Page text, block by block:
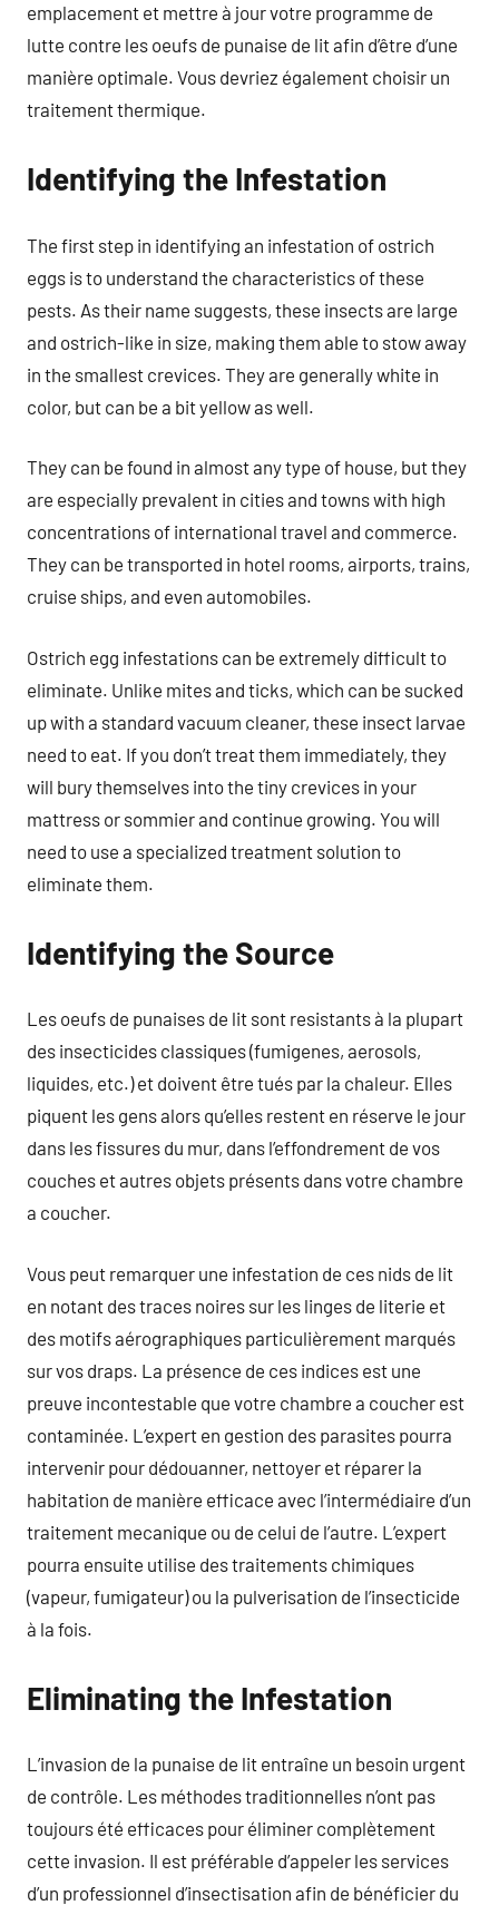
emplacement et mettre à jour votre programme de
lutte contre les oeufs de punaise de lit afin d’être d’une
manière optimale. Vous devriez également choisir un
traitement thermique.
Identifying the Infestation
The first step in identifying an infestation of ostrich
eggs is to understand the characteristics of these
pests. As their name suggests, these insects are large
and ostrich-like in size, making them able to stow away
in the smallest crevices. They are generally white in
color, but can be a bit yellow as well.
They can be found in almost any type of house, but they
are especially prevalent in cities and towns with high
concentrations of international travel and commerce.
They can be transported in hotel rooms, airports, trains,
cruise ships, and even automobiles.
Ostrich egg infestations can be extremely difficult to
eliminate. Unlike mites and ticks, which can be sucked
up with a standard vacuum cleaner, these insect larvae
need to eat. If you don’t treat them immediately, they
will bury themselves into the tiny crevices in your
mattress or sommier and continue growing. You will
need to use a specialized treatment solution to
eliminate them.
Identifying the Source
Les oeufs de punaises de lit sont resistants à la plupart
des insecticides classiques (fumigenes, aerosols,
liquides, etc.) et doivent être tués par la chaleur. Elles
piquent les gens alors qu’elles restent en réserve le jour
dans les fissures du mur, dans l’effondrement de vos
couches et autres objets présents dans votre chambre
a coucher.
Vous peut remarquer une infestation de ces nids de lit
en notant des traces noires sur les linges de literie et
des motifs aérographiques particulièrement marqués
sur vos draps. La présence de ces indices est une
preuve incontestable que votre chambre a coucher est
contaminée. L’expert en gestion des parasites pourra
intervenir pour dédouanner, nettoyer et réparer la
habitation de manière efficace avec l’intermédiaire d’un
traitement mecanique ou de celui de l’autre. L’expert
pourra ensuite utilise des traitements chimiques
(vapeur, fumigateur) ou la pulverisation de l’insecticide
à la fois.
Eliminating the Infestation
L’invasion de la punaise de lit entraîne un besoin urgent
de contrôle. Les méthodes traditionnelles n’ont pas
toujours été efficaces pour éliminer complètement
cette invasion. Il est préférable d’appeler les services
d’un professionnel d’insectisation afin de bénéficier du